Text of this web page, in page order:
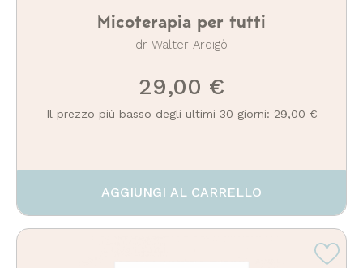
Micoterapia per tutti
dr Walter Ardigò
29,00 €
Il prezzo più basso degli ultimi 30 giorni: 29,00 €
AGGIUNGI AL CARRELLO